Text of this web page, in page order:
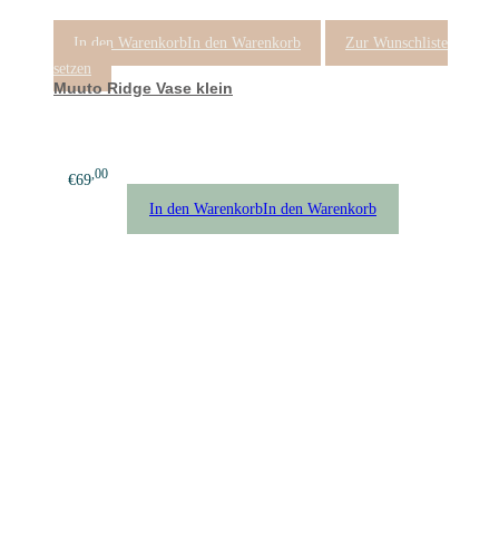
In den Warenkorb In den Warenkorb
Zur Wunschliste
setzen
Muuto Ridge Vase klein
€69,00
In den WarenkorbIn den Warenkorb